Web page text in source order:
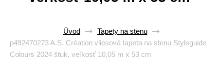
Úvod
Tapety na stenu
p492470273 A.S. Création vliesová tapeta na stenu Styleguide
Colours 2024 štuk, veľkosť 10,05 m x 53 cm